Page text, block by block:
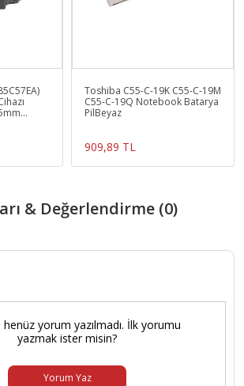
Toshiba C55-C-19K C55-C-19M
C55-C-19Q Notebook Batarya
PilBeyaz
909,89 TL
& Değerlendirme (0)
yorum yazılmadı. İlk yorumu
yazmak ister misin?
Yorum Yaz